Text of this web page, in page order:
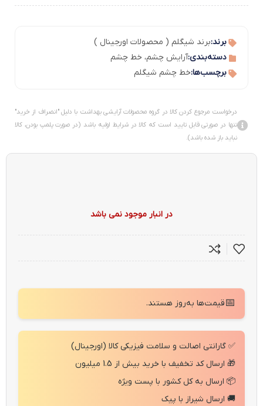
برند:برند شیگلم ( محصولات اورجینال )
دسته‌بندی:آرایش چشم، خط چشم
برچسب‌ها:خط چشم شیگلم
درخواست مرجوع کردن کالا در گروه محصولات آرایشی بهداشت با دلیل "انصراف از خرید"
تنها در صورتی قابل تایید است که کالا در شرایط اولیه باشد (در صورت پلمپ بودن، کالا
نباید باز شده باشد).
در انبار موجود نمی باشد
📅قیمت‌ها به‌روز هستند.
✅ گارانتی اصالت و سلامت فیزیکی کالا (اورجینال)
🎁 ارسال کد تخفیف با خرید بیش از 1.5 میلیون
📦 ارسال به کل کشور با پست ویژه
🚚 ارسال شیراز با پیک